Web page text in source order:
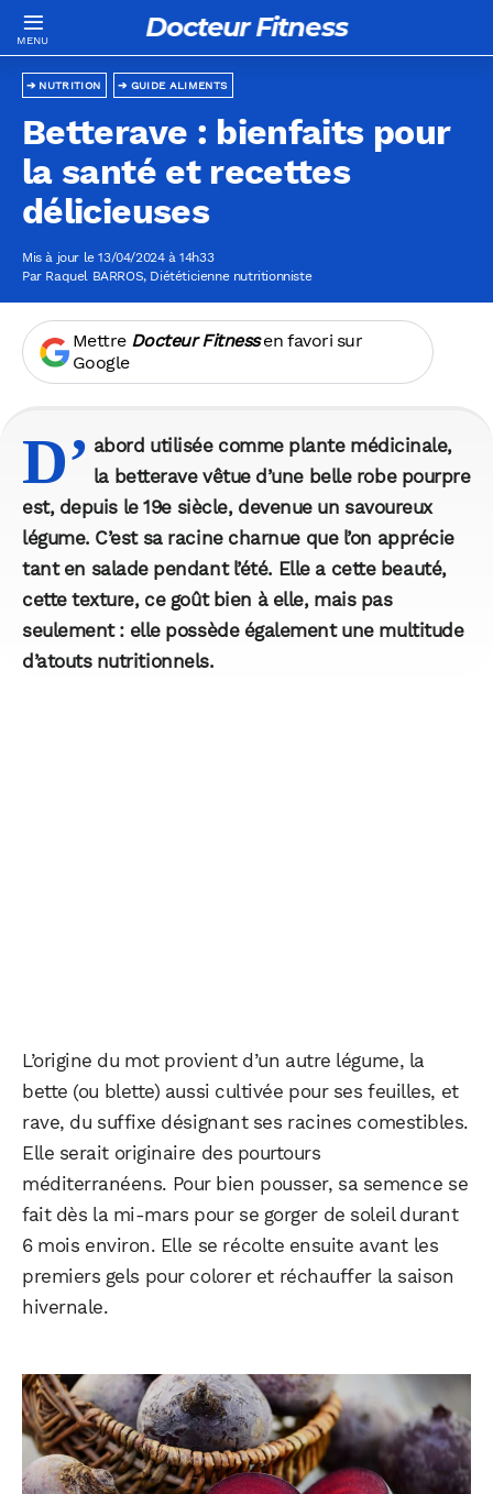
Docteur Fitness
GUIDE ALIMENTS
NUTRITION
Betterave : bienfaits pour
la santé et recettes
délicieuses
Mis à jour le 13/04/2024 à 14h33
Par Raquel BARROS, Diététicienne nutritionniste
Mettre Docteur Fitnessen favori sur
Google
D’ abord utilisée comme plante médicinale,
la betterave vêtue d’une belle robe pourpre
est, depuis le 19e siècle, devenue un savoureux
légume. C’est sa racine charnue que l’on apprécie
tant en salade pendant l’été. Elle a cette beauté,
cette texture, ce goût bien à elle, mais pas
seulement : elle possède également une multitude
d’atouts nutritionnels.
L’origine du mot provient d’un autre légume, la
bette (ou blette) aussi cultivée pour ses feuilles, et
rave, du suffixe désignant ses racines comestibles.
Elle serait originaire des pourtours
méditerranéens. Pour bien pousser, sa semence se
fait dès la mi-mars pour se gorger de soleil durant
6 mois environ. Elle se récolte ensuite avant les
premiers gels pour colorer et réchauffer la saison
hivernale.